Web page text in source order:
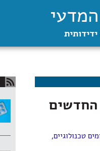
החדשים
טכנולוגיים,